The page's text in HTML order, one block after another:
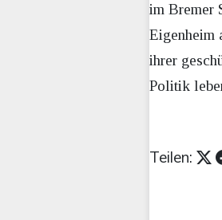
im Bremer
Eigenheim
ihrer
Politik
Teilen: